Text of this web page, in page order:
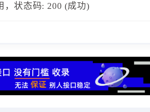
，状态码: 200 (成功)